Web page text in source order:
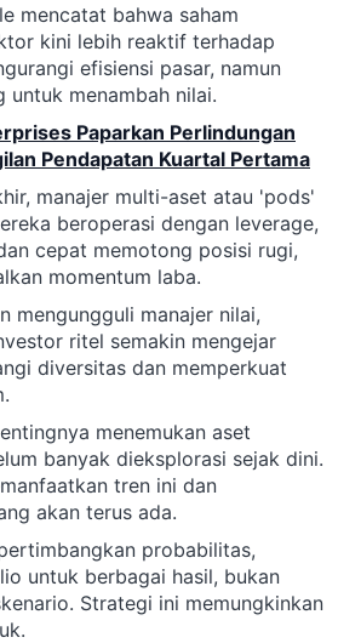
mencatat bahwa saham
kini lebih reaktif terhadap
efisiensi pasar, namun
untuk menambah nilai.
Paparkan Perlindungan
Pendapatan Kuartal Pertama
manajer multi-aset atau 'pods'
beroperasi dengan leverage,
cepat memotong posisi rugi,
momentum laba.
mengungguli manajer nilai,
ritel semakin mengejar
diversitas dan memperkuat
menemukan aset
banyak dieksplorasi sejak dini.
tren ini dan
akan terus ada.
probabilitas,
untuk berbagai hasil, bukan
Strategi ini memungkinkan